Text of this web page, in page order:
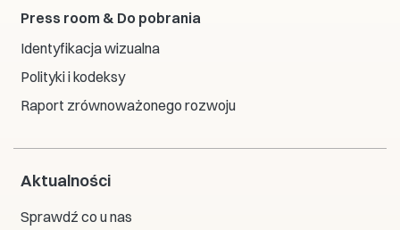
Press room & Do pobrania
Identyfikacja wizualna
Polityki i kodeksy
Raport zrównoważonego rozwoju
Aktualności
Sprawdź co u nas